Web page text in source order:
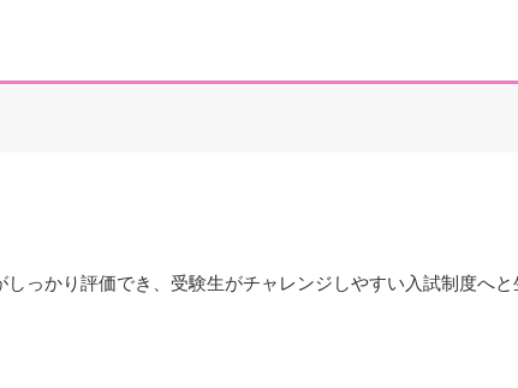
っかり評価でき、受験生がチャレンジしやすい入試制度へと